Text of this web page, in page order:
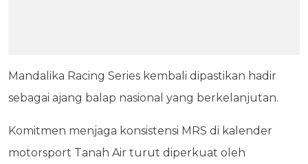
Mandalika Racing Series kembali dipastikan hadir
sebagai ajang balap nasional yang berkelanjutan.
Komitmen menjaga konsistensi MRS di kalender
motorsport Tanah Air turut diperkuat oleh